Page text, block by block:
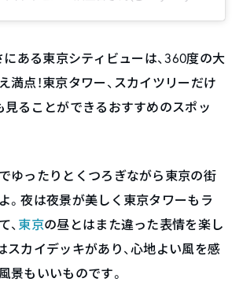
ある東京シティビューは、360度の大
満点！東京タワー、スカイツリーだけ
見ることができるおすすめのスポッ
ゆったりとくつろぎながら東京の街
。夜は夜景が美しく東京タワーもラ
東京の昼とはまた違った表情を楽し
スカイデッキがあり、心地よい風を感
景もいいものです。